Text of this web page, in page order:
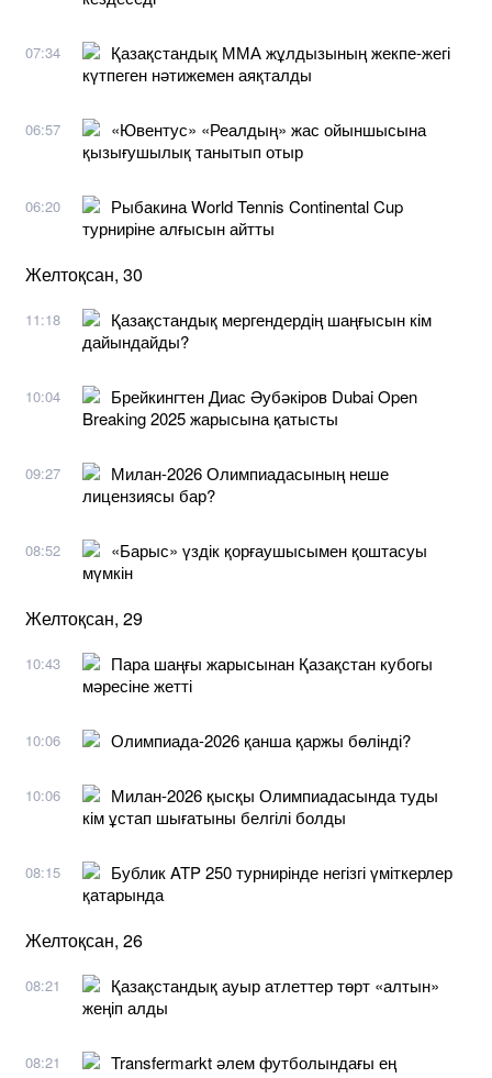
07:34
Қазақстандық ММА жұлдызының жекпе-жегі
күтпеген нәтижемен аяқталды
06:57
«Ювентус» «Реалдың» жас ойыншысына
қызығушылық танытып отыр
06:20
Рыбакина World Tennis Continental Cup
турниріне алғысын айтты
Желтоқсан, 30
11:18
Қазақстандық мергендердің шаңғысын кім
дайындайды?
10:04
Брейкингтен Диас Әубәкіров Dubai Open
Breaking 2025 жарысына қатысты
09:27
Милан-2026 Олимпиадасының неше
лицензиясы бар?
08:52
«Барыс» үздік қорғаушысымен қоштасуы
мүмкін
Желтоқсан, 29
10:43
Пара шаңғы жарысынан Қазақстан кубогы
мәресіне жетті
10:06 Олимпиада-2026 қанша қаржы бөлінді?
10:06
Милан-2026 қысқы Олимпиадасында туды
кім ұстап шығатыны белгілі болды
08:15
Бублик ATP 250 турнирінде негізгі үміткерлер
қатарында
Желтоқсан, 26
08:21
Қазақстандық ауыр атлеттер төрт «алтын»
жеңіп алды
08:21
Transfermarkt әлем футболындағы ең